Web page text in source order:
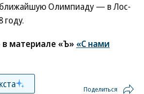
Олимпиаду — в Лос-
году.
материале «Ъ» «С нами
Поделиться